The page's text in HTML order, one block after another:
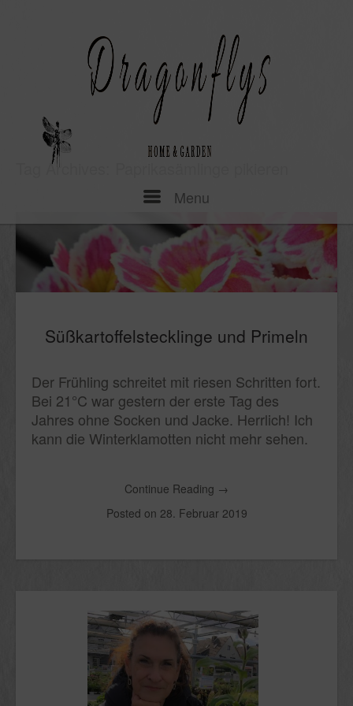
Menu
Tag Archives:
Süßkartoffelstecklinge und Primeln
Der Frühling schreitet mit riesen Schritten fort.
Bei 21°C war gestern der erste Tag des
Jahres ohne Socken und Jacke. Herrlich! Ich
kann die Winterklamotten nicht mehr sehen.
Continue Reading →
Posted on 28. Februar 2019